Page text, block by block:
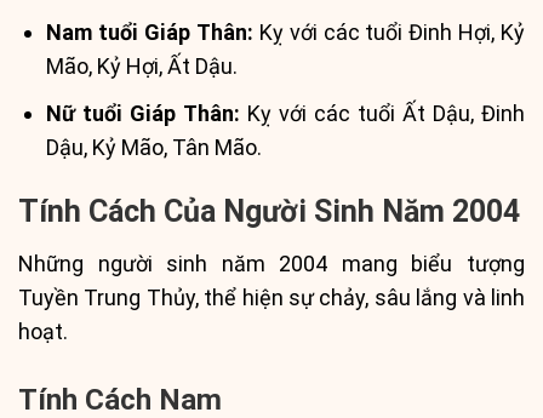
Nam tuổi Giáp Thân: Kỵ với các tuổi Đinh Hợi, Kỷ
Mão, Kỷ Hợi, Ất Dậu.
Nữ tuổi Giáp Thân: Kỵ với các tuổi Ất Dậu, Đinh
Dậu, Kỷ Mão, Tân Mão.
Tính Cách Của Người Sinh Năm 2004
Những người sinh năm 2004 mang biểu tượng
Tuyền Trung Thủy, thể hiện sự chảy, sâu lắng và linh
hoạt.
Tính Cách Nam